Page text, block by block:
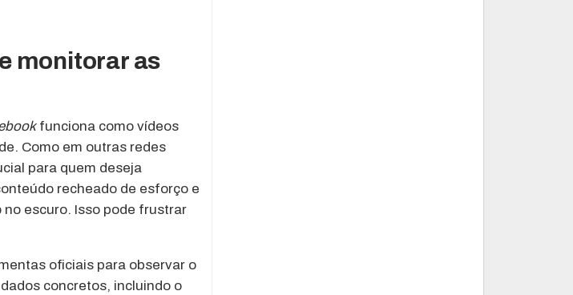
monitorar as
funciona como vídeos
Como em outras redes
para quem deseja
recheado de esforço e
escuro. Isso pode frustrar
oficiais para observar o
concretos, incluindo o